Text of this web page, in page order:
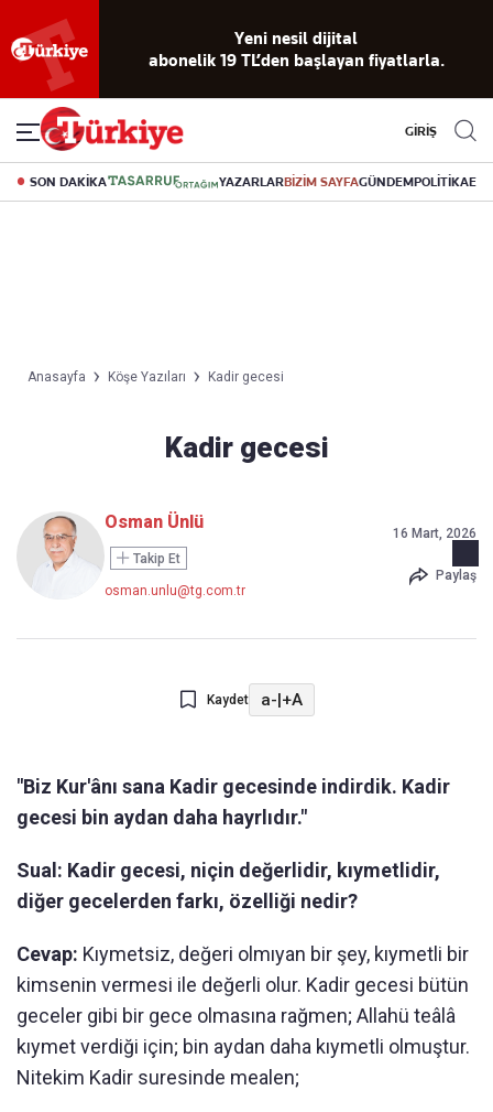
Yeni nesil dijital
abonelik 19 TL’den başlayan fiyatlarla.
GİRİŞ
SON DAKİKA YAZARLARBİZİM SAYFAGÜNDEMPOLİTİKA
Anasayfa Köşe Yazıları Kadir gecesi
Kadir gecesi
Osman Ünlü
Takip Et
osman.unlu@tg.com.tr
16 Mart, 2026
Paylaş
Kaydet a-|+A
"Biz Kur'ânı sana Kadir gecesinde indirdik. Kadir
gecesi bin aydan daha hayrlıdır."
Sual: Kadir gecesi, niçin değerlidir, kıymetlidir,
diğer gecelerden farkı, özelliği nedir?
Cevap: Kıymetsiz, değeri olmıyan bir şey, kıymetli bir
kimsenin vermesi ile değerli olur. Kadir gecesi bütün
geceler gibi bir gece olmasına rağmen; Allahü teâlâ
kıymet verdiği için; bin aydan daha kıymetli olmuştur.
Nitekim Kadir suresinde mealen;